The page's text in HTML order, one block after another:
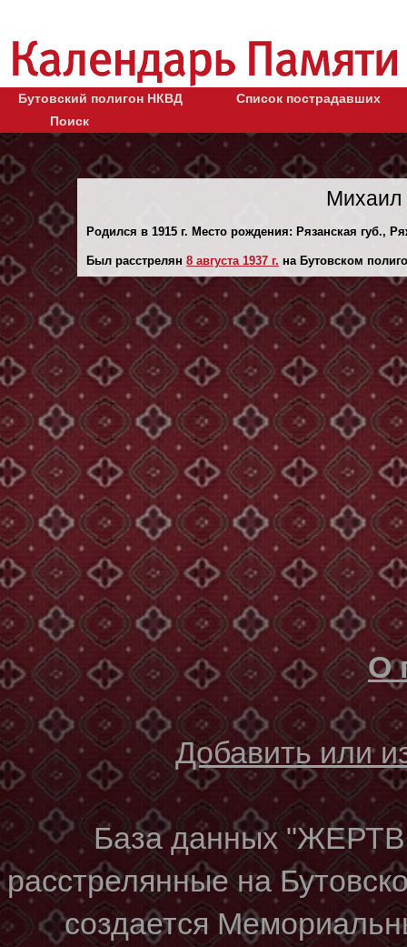
Бутовский полигон НКВД
Список пострадавших
Поиск
Михаил
Родился в 1915 г. Место рождения: Рязанская губ.,
Был расстрелян 8 августа 1937 г. на Бутовском
О
Добавить или
База данных
расстрелянные на
создается